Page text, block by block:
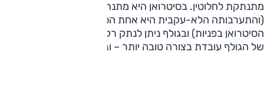
(והתערבותה הלא-עקבית היא אחת הסיבות לחוסר הדיוק של
הסיטרואן בפניות) ובגולף ניתן לנתק רק את בקרת המשיכה. זו
של הגולף עובדת בצורה טובה יותר – ובעיקר שקטה יותר.